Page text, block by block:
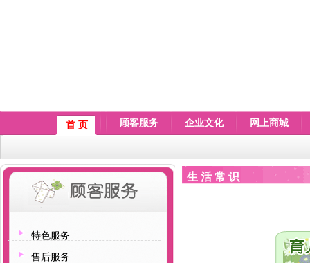
首 页 顾客服务 企业文化 网上商城
特色服务
售后服务
生 活 常 识